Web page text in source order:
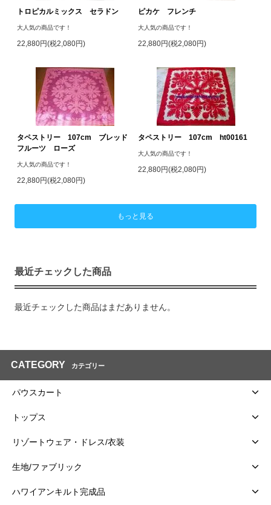
トロピカルミックス セラドン
大人気の商品です！
22,880円(税2,080円)
ピカケ フレンチ
大人気の商品です！
22,880円(税2,080円)
タペストリー 107cm ブレッド
フルーツ ローズ
大人気の商品です！
22,880円(税2,080円)
タペストリー 107cm ht00161
大人気の商品です！
22,880円(税2,080円)
もっと見る
最近チェックした商品
最近チェックした商品はまだありません。
CATEGORY カテゴリー
パウスカート
トップス
リゾートウェア・ドレス/衣装
生地/ファブリック
ハワイアンキルト完成品